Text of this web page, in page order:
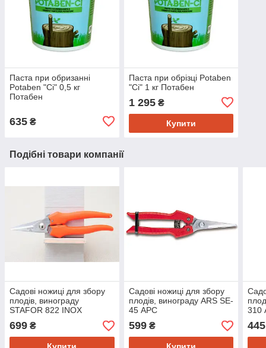
Паста при обризанні
Potaben "Ci" 0,5 кг
Потабен
635 ₴
Паста при обрізці Potaben
"Ci" 1 кг Потабен
1 295₴
Купити
Подібні товари компанії
Садові ножиці для збору
плодів, винограду
STAFOR 822 INOX
посилений з нержавійки -
Стафор 822
699 ₴
Садові ножиці для збору
плодів, винограду ARS SE-
45 АРС
599₴
310
445